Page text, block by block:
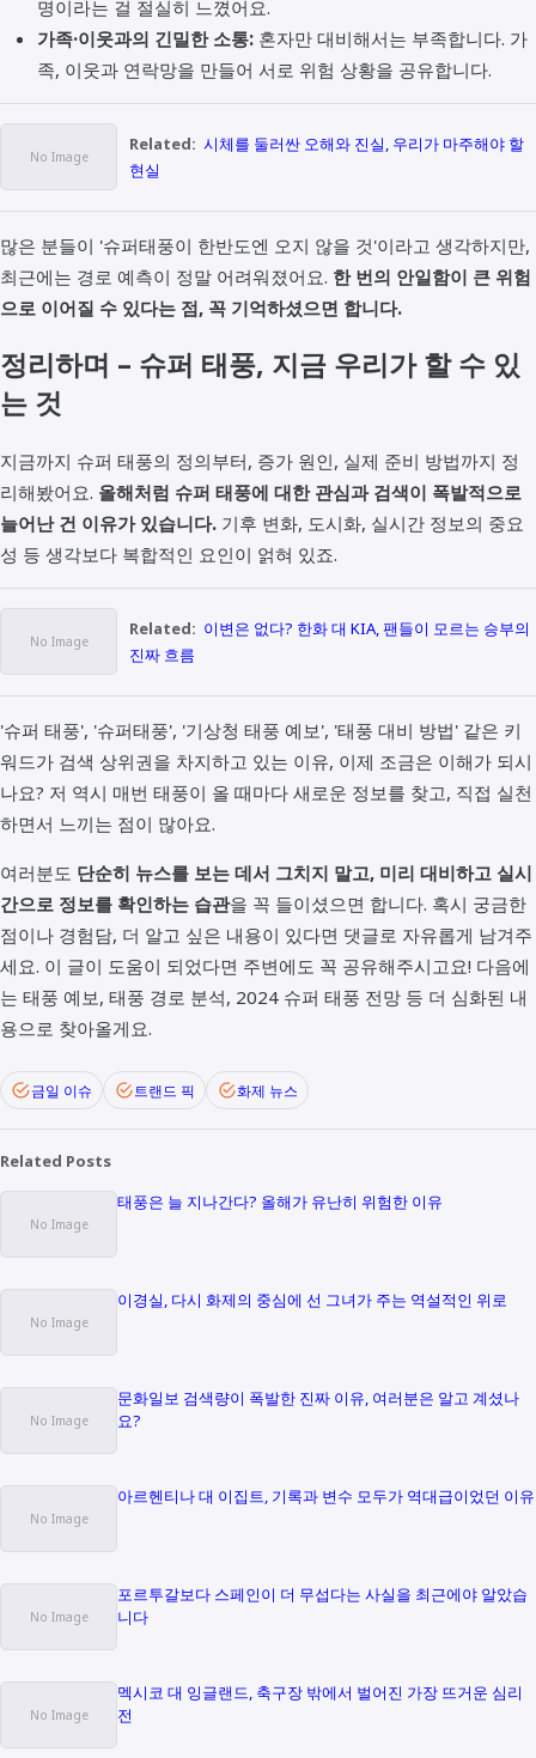
명이라는 걸 절실히 느꼈어요.
가족·이웃과의 긴밀한 소통:혼자만 대비해서는 부족합니다. 가
족, 이웃과 연락망을 만들어 서로 위험 상황을 공유합니다.
Related: 시체를 둘러싼 오해와 진실, 우리가 마주해야 할
현실
많은 분들이 '슈퍼태풍이 한반도엔 오지 않을 것'이라고 생각하지만,
최근에는 경로 예측이 정말 어려워졌어요. 한 번의 안일함이 큰 위험
으로 이어질 수 있다는 점, 꼭 기억하셨으면 합니다.
정리하며 – 슈퍼 태풍, 지금 우리가 할 수 있
는 것
지금까지 슈퍼 태풍의 정의부터, 증가 원인, 실제 준비 방법까지 정
리해봤어요. 올해처럼 슈퍼 태풍에 대한 관심과 검색이 폭발적으로
늘어난 건 이유가 있습니다. 기후 변화, 도시화, 실시간 정보의 중요
성 등 생각보다 복합적인 요인이 얽혀 있죠.
Related: 이변은 없다? 한화 대 KIA, 팬들이 모르는 승부의
진짜 흐름
'슈퍼 태풍', '슈퍼태풍', '기상청 태풍 예보', '태풍 대비 방법' 같은 키
워드가 검색 상위권을 차지하고 있는 이유, 이제 조금은 이해가 되시
나요? 저 역시 매번 태풍이 올 때마다 새로운 정보를 찾고, 직접 실천
하면서 느끼는 점이 많아요.
여러분도 단순히 뉴스를 보는 데서 그치지 말고, 미리 대비하고 실시
간으로 정보를 확인하는 습관을 꼭 들이셨으면 합니다. 혹시 궁금한
점이나 경험담, 더 알고 싶은 내용이 있다면 댓글로 자유롭게 남겨주
세요. 이 글이 도움이 되었다면 주변에도 꼭 공유해주시고요! 다음에
는 태풍 예보, 태풍 경로 분석, 2024 슈퍼 태풍 전망 등 더 심화된 내
용으로 찾아올게요.
금일 이슈 트랜드 픽 화제 뉴스
Related Posts
태풍은 늘 지나간다? 올해가 유난히 위험한 이유
이경실, 다시 화제의 중심에 선 그녀가 주는 역설적인 위로
문화일보 검색량이 폭발한 진짜 이유, 여러분은 알고 계셨나
요?
아르헨티나 대 이집트, 기록과 변수 모두가 역대급이었던 이유
포르투갈보다 스페인이 더 무섭다는 사실을 최근에야 알았습
니다
멕시코 대 잉글랜드, 축구장 밖에서 벌어진 가장 뜨거운 심리
전